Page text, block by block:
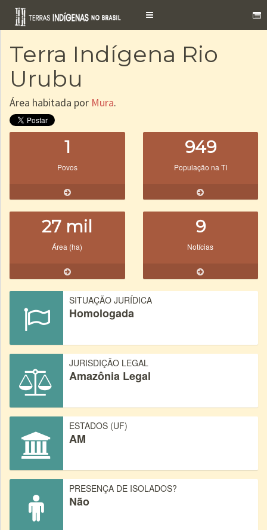
Toggle
Terra Indígena Rio
Urubu
Área habitada por Mura.
1
Povos
949
População na TI
27 mil
Área (ha)
9
Notícias
SITUAÇÃO JURÍDICA
Homologada
JURISDIÇÃO LEGAL
Amazônia Legal
ESTADOS (UF)
AM
PRESENÇA DE ISOLADOS?
Não